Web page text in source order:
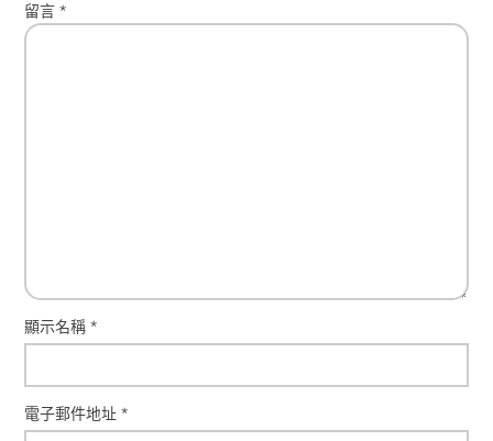
留言*
顯示名稱*
電子郵件地址*